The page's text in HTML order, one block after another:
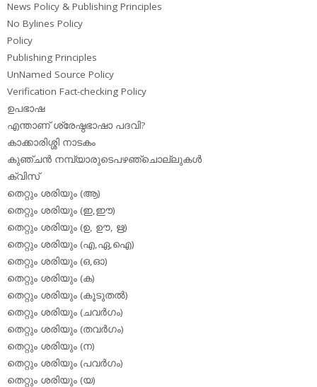
News Policy & Publishing Principles
No Bylines Policy
Policy
Publishing Principles
UnNamed Source Policy
Verification Fact-checking Policy
ഉപഭാഷ
എന്താണ് ശ്രേഷ്ഠഭാഷാ പദവി?
കാക്കാരിശ്ശി നാടകം
കുഞ്ചന്‍ നമ്പ്യാരുടെപഴഞ്ചൊല്ലുകള്‍
ക്വിസ്
തെറ്റും ശരിയും (ആ)
തെറ്റും ശരിയും (ഇ,ഈ)
തെറ്റും ശരിയും (ഉ, ഊ, ഋ)
തെറ്റും ശരിയും (എ,ഏ,ഐ)
തെറ്റും ശരിയും (ഒ,ഓ)
തെറ്റും ശരിയും (ക)
തെറ്റും ശരിയും (കൂടുതല്‍)
തെറ്റും ശരിയും (ചവര്‍ഗം)
തെറ്റും ശരിയും (തവര്‍ഗം)
തെറ്റും ശരിയും (ന)
തെറ്റും ശരിയും (പവര്‍ഗം)
തെറ്റും ശരിയും (യ)